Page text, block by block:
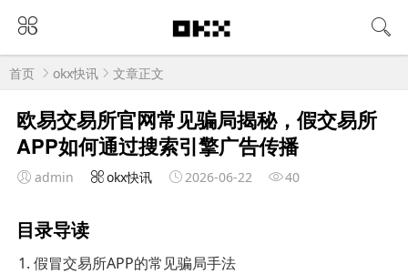
首页 okx快讯 文章正文
欧易交易所官网常见骗局揭秘，假交易所
APP如何通过搜索引擎广告传播
admin okx快讯 2026-06-22 40
目录导读
假冒交易所APP的常见骗局手法